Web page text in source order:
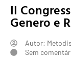
II
Genero e
Autor:
Sem